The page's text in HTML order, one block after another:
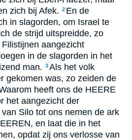
zich bij Afek. 2 En de
in slagorden, om Israel te
de strijd uitspreidde, zo
aangezicht
in de slagorden in het
man. 3Als het volk
gekomen was, zo zeiden de
heeft ons de HEERE
het aangezicht der
Silo tot ons nemen de ark
en laat die in het
opdat zij ons verlosse van